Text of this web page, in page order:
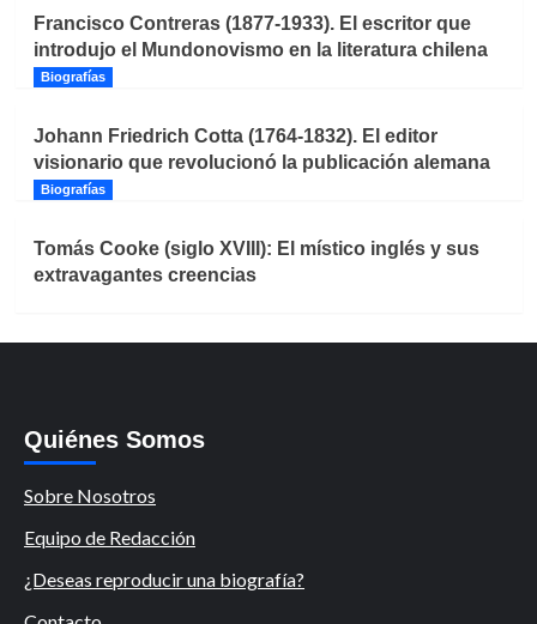
Francisco Contreras (1877-1933). El escritor que
introdujo el Mundonovismo en la literatura chilena
Biografías
Johann Friedrich Cotta (1764-1832). El editor
visionario que revolucionó la publicación alemana
Biografías
Tomás Cooke (siglo XVIII): El místico inglés y sus
extravagantes creencias
Quiénes Somos
Sobre Nosotros
Equipo de Redacción
¿Deseas reproducir una biografía?